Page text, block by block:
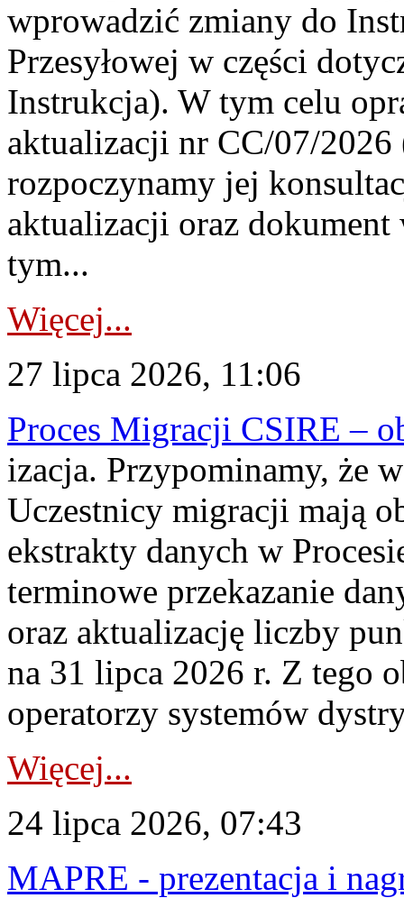
wprowadzić zmiany do
Przesyłowej w części
Instrukcja). W tym celu
aktualizacji nr CC/07/
rozpoczynamy jej
aktualizacji oraz
tym...
Więcej...
27 lipca 2026, 11:06
Proces Migracji CSIRE –
izacja. Przypominamy, że
Uczestnicy migracji mają
ekstrakty danych w
terminowe przekazanie
oraz aktualizację liczby
na 31 lipca 2026 r. Z tego
operatorzy systemów
Więcej...
24 lipca 2026, 07:43
MAPRE - prezentacja i